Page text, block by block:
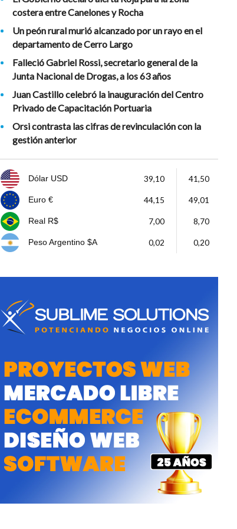
costera entre Canelones y Rocha
Un peón rural murió alcanzado por un rayo en el
departamento de Cerro Largo
Falleció Gabriel Rossi, secretario general de la
Junta Nacional de Drogas, a los 63 años
Juan Castillo celebró la inauguración del Centro
Privado de Capacitación Portuaria
Orsi contrasta las cifras de revinculación con la
gestión anterior
Dólar USD 39,10 41,50
Euro € 44,15 49,01
Real R$ 7,00 8,70
Peso Argentino $A 0,02 0,20